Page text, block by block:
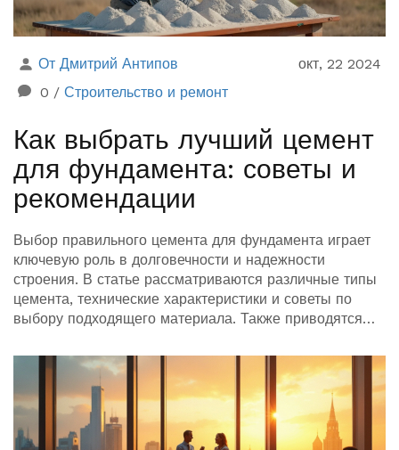
От Дмитрий Антипов
окт, 22 2024
0 / Строительство и ремонт
Как выбрать лучший цемент
для фундамента: советы и
рекомендации
Выбор правильного цемента для фундамента играет
ключевую роль в долговечности и надежности
строения. В статье рассматриваются различные типы
цемента, технические характеристики и советы по
выбору подходящего материала. Также приводятся
обеспечить качественное выполнение строительных
задач. Понимание различных аспектов поможет
избежать распространенных ошибок и улучшит
результаты строительства.